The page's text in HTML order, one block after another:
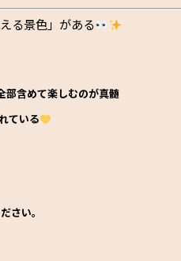
る景色」がある
部含めて楽しむのが真髄
ている
さい。